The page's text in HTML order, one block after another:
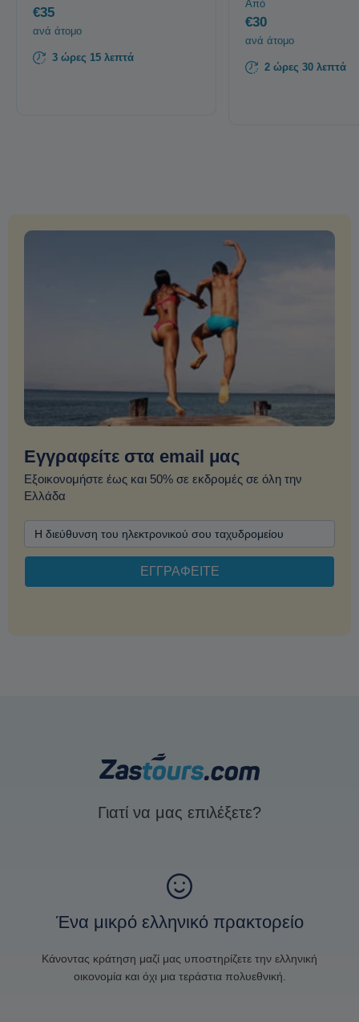
€35
ανά άτομο
3 ώρες 15 λεπτά
Από
€30
ανά άτομο
2 ώρες 30 λεπτά
Εγγραφείτε στα email μας
Εξοικονομήστε έως και 50% σε εκδρομές σε όλη την
Ελλάδα
Γιατί να μας επιλέξετε?
Ένα μικρό ελληνικό πρακτορείο
Κάνοντας κράτηση μαζί μας υποστηρίζετε την ελληνική
οικονομία και όχι μια τεράστια πολυεθνική.